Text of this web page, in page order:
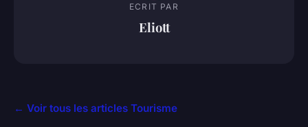
ECRIT PAR
Eliott
← Voir tous les articles Tourisme